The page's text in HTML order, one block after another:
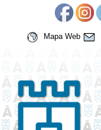
Mapa Web